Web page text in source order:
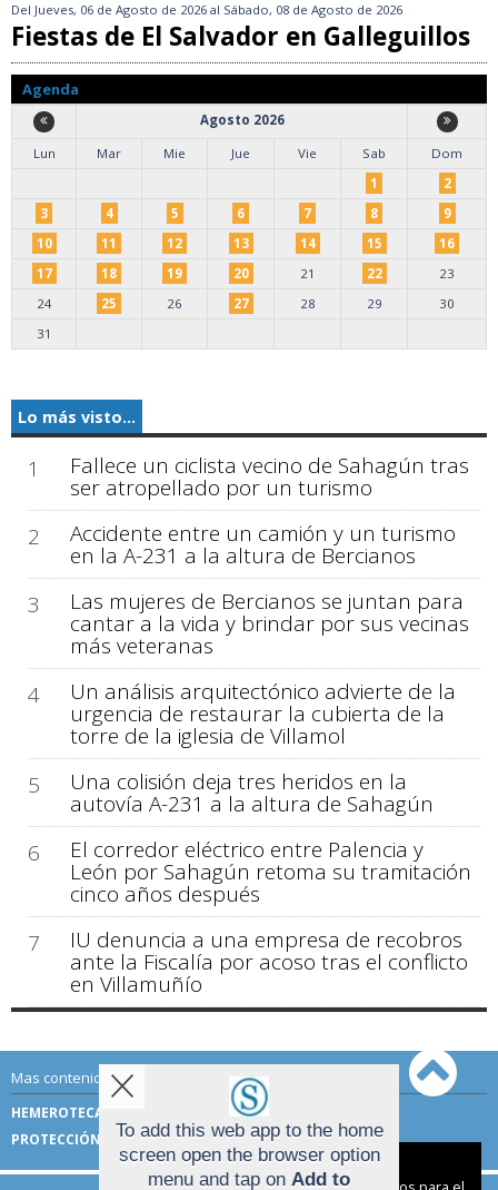
Del Jueves, 06 de Agosto de 2026 al Sábado, 08 de Agosto de 2026
Fiestas de El Salvador en Galleguillos
Agenda
Agosto 2026
Lun
Mar Mie Jue Vie Sab
Dom
1
2
3
4 5 6 7 8
9
10
11 12 13 14 15
16
17
18 19 20 21 22
23
24
25 26 27 28 29
30
31
Lo más visto...
1 Fallece un ciclista vecino de Sahagún tras
ser atropellado por un turismo
2
Accidente entre un camión y un turismo
en la A-231 a la altura de Bercianos
3
Las mujeres de Bercianos se juntan para
cantar a la vida y brindar por sus vecinas
más veteranas
4
Un análisis arquitectónico advierte de la
urgencia de restaurar la cubierta de la
torre de la iglesia de Villamol
5
Una colisión deja tres heridos en la
autovía A-231 a la altura de Sahagún
6
El corredor eléctrico entre Palencia y
León por Sahagún retoma su tramitación
cinco años después
7
IU denuncia a una empresa de recobros
ante la Fiscalía por acoso tras el conflicto
en Villamuñío
Mas contenido de Sahagún Digital:
HEMEROTECA
TÉRMINOS DE USO
PROTECCIÓN DE DATOSTo add this web app to the home
screen open the browser option
menu and tap on Add to
Aviso sobre el Uso de cookies: